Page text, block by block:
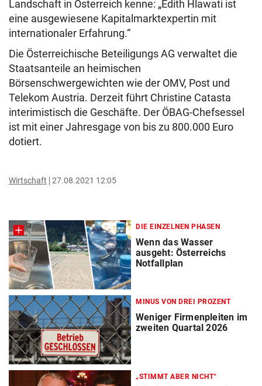
Landschaft in Österreich kenne: „Edith Hlawati ist
eine ausgewiesene Kapitalmarktexpertin mit
internationaler Erfahrung.“
Die Österreichische Beteiligungs AG verwaltet die
Staatsanteile an heimischen
Börsenschwergewichten wie der OMV, Post und
Telekom Austria. Derzeit führt Christine Catasta
interimistisch die Geschäfte. Der ÖBAG-Chefsessel
ist mit einer Jahresgage von bis zu 800.000 Euro
dotiert.
Wirtschaft 27.08.2021 12:05
DIE EINZELNEN PHASEN
Wenn das Wasser
ausgeht: Österreichs
Notfallplan
MINUS VON DREI PROZENT
Weniger Firmenpleiten im
zweiten Quartal 2026
„STIMMT ABER NICHT“